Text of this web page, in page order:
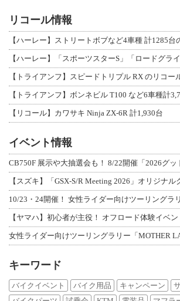
リコール情報
【ハーレー】ストリートボブなど4車種 計1285
【トライアンフ】スピードトリプル RX のリコー
【リコール】カワサキ Ninja ZX-6R 計1,930台
イベント情報
CB750F 展示や大抽選会も！ 8/22開催「2026グ
【スズキ】「GSX-S/R Meeting 2026」オリジナ
10/23・24開催！ 女性ライダー向けツーリングラ
【ヤマハ】初心者が主役！ オフロード体験イベ
女性ライダー向けツーリングラリー「MOTHER
キーワード
バイクイベント バイク用品 キャンペーン